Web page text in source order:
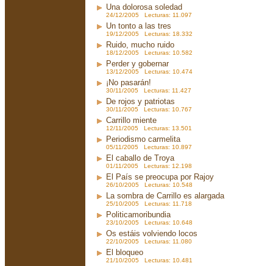
Una dolorosa soledad
24/12/2005 Lecturas: 11.097
Un tonto a las tres
19/12/2005 Lecturas: 18.332
Ruido, mucho ruido
18/12/2005 Lecturas: 10.582
Perder y gobernar
13/12/2005 Lecturas: 10.474
¡No pasarán!
30/11/2005 Lecturas: 11.427
De rojos y patriotas
30/11/2005 Lecturas: 10.767
Carrillo miente
12/11/2005 Lecturas: 13.501
Periodismo carmelita
05/11/2005 Lecturas: 10.897
El caballo de Troya
01/11/2005 Lecturas: 12.198
El País se preocupa por Rajoy
26/10/2005 Lecturas: 10.548
La sombra de Carrillo es alargada
25/10/2005 Lecturas: 11.718
Politicamoribundia
23/10/2005 Lecturas: 10.648
Os estáis volviendo locos
22/10/2005 Lecturas: 11.080
El bloqueo
21/10/2005 Lecturas: 10.481